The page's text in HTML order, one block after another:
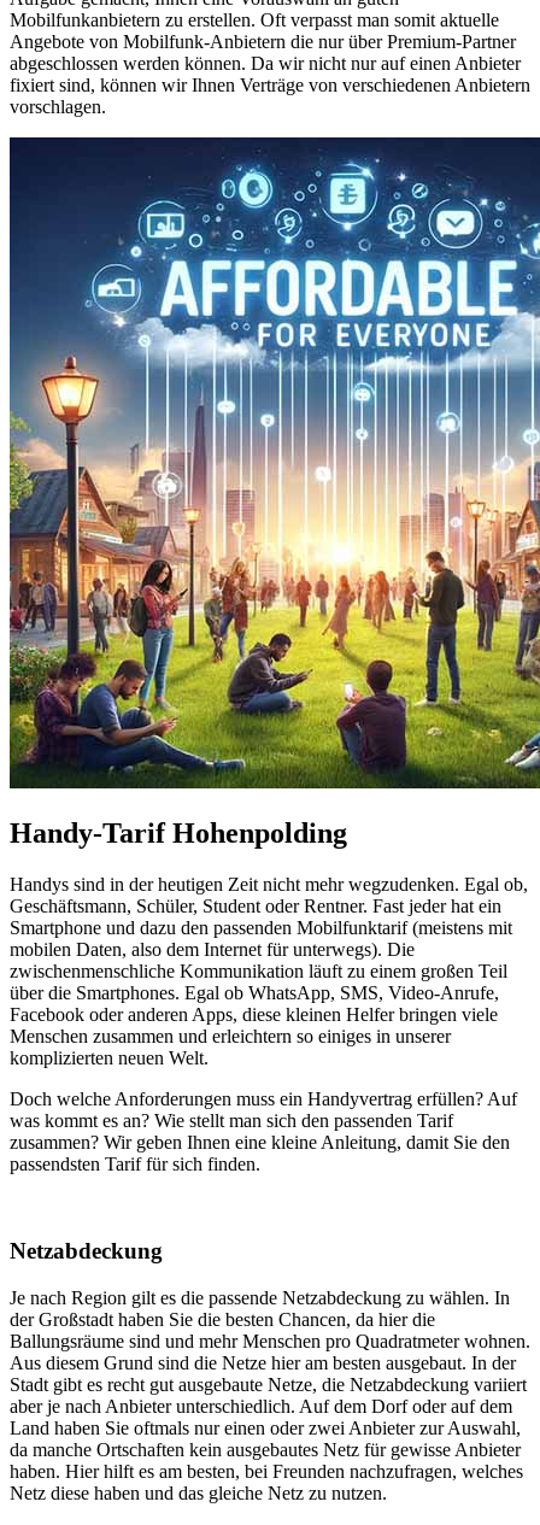
Mobilfunkanbietern zu erstellen. Oft verpasst man somit aktuelle
Angebote von Mobilfunk-Anbietern die nur über Premium-Partner
abgeschlossen werden können. Da wir nicht nur auf einen Anbieter
fixiert sind, können wir Ihnen Verträge von verschiedenen Anbietern
vorschlagen.
Handy-Tarif Hohenpolding
Handys sind in der heutigen Zeit nicht mehr wegzudenken. Egal ob,
Geschäftsmann, Schüler, Student oder Rentner. Fast jeder hat ein
Smartphone und dazu den passenden Mobilfunktarif (meistens mit
mobilen Daten, also dem Internet für unterwegs). Die
zwischenmenschliche Kommunikation läuft zu einem großen Teil
über die Smartphones. Egal ob WhatsApp, SMS, Video-Anrufe,
Facebook oder anderen Apps, diese kleinen Helfer bringen viele
Menschen zusammen und erleichtern so einiges in unserer
komplizierten neuen Welt.
Doch welche Anforderungen muss ein Handyvertrag erfüllen? Auf
was kommt es an? Wie stellt man sich den passenden Tarif
zusammen? Wir geben Ihnen eine kleine Anleitung, damit Sie den
passendsten Tarif für sich finden.
Netzabdeckung
Je nach Region gilt es die passende Netzabdeckung zu wählen. In
der Großstadt haben Sie die besten Chancen, da hier die
Ballungsräume sind und mehr Menschen pro Quadratmeter wohnen.
Aus diesem Grund sind die Netze hier am besten ausgebaut. In der
Stadt gibt es recht gut ausgebaute Netze, die Netzabdeckung variiert
aber je nach Anbieter unterschiedlich. Auf dem Dorf oder auf dem
Land haben Sie oftmals nur einen oder zwei Anbieter zur Auswahl,
da manche Ortschaften kein ausgebautes Netz für gewisse Anbieter
haben. Hier hilft es am besten, bei Freunden nachzufragen, welches
Netz diese haben und das gleiche Netz zu nutzen.